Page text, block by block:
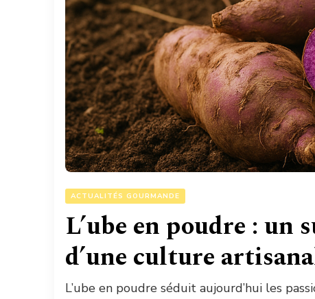
ACTUALITÉS GOURMANDE
L’ube en poudre :
d’une culture
L’ube en poudre séduit aujourd’hui les